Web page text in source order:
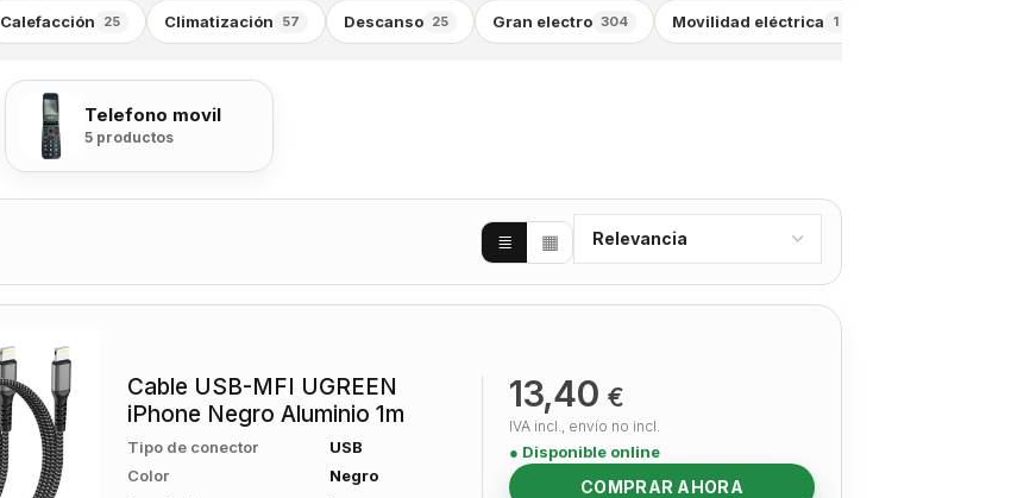
Calefacción 25 Climatización 57 Descanso 25 Gran electro 304 Movilidad eléctrica 1
Telefono movil
5 productos
≣ ▦
Cable USB-MFI UGREEN
iPhone Negro Aluminio 1m
Tipo de conector
USB
Color
Negro
13,40 €
IVA incl., envío no incl.
● Disponible online
COMPRAR AHORA